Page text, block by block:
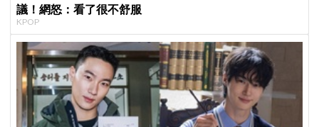
議！網怒：看了很不舒服
KPOP